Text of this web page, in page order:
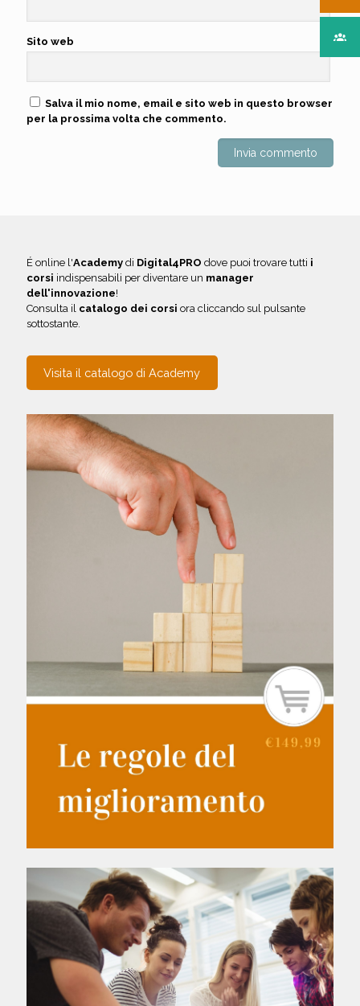
Sito web
Salva il mio nome, email e sito web in questo browser
per la prossima volta che commento.
É online l'Academy di Digital4PRO dove puoi trovare tutti i
corsi indispensabili per diventare un manager
dell'innovazione!
Consulta il catalogo dei corsi ora cliccando sul pulsante
sottostante.
Visita il catalogo di Academy